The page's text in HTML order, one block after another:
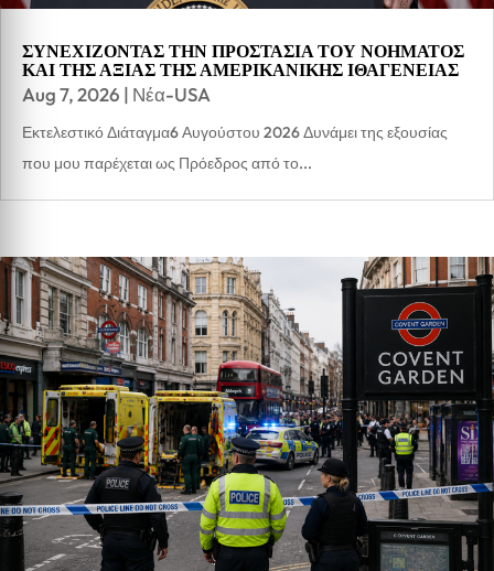
ΣΥΝΕΧΙΖΟΝΤΑΣ ΤΗΝ ΠΡΟΣΤΑΣΙΑ ΤΟΥ ΝΟΗΜΑΤΟΣ
ΚΑΙ ΤΗΣ ΑΞΙΑΣ ΤΗΣ ΑΜΕΡΙΚΑΝΙΚΗΣ ΙΘΑΓΕΝΕΙΑΣ
Aug 7, 2026 | Νέα-USA
Εκτελεστικό Διάταγμα6 Αυγούστου 2026 Δυνάμει της εξουσίας
που μου παρέχεται ως Πρόεδρος από το...